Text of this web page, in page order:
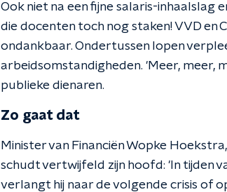
Ook niet na een fijne salaris-inhaalslag
die docenten toch nog staken! VVD en
ondankbaar. Ondertussen lopen
arbeidsomstandigheden. 'Meer, meer,
publieke dienaren.
Zo gaat dat
Minister van Financiën Wopke
schudt vertwijfeld zijn hoofd: 'In tijden
verlangt hij naar de volgende crisis of